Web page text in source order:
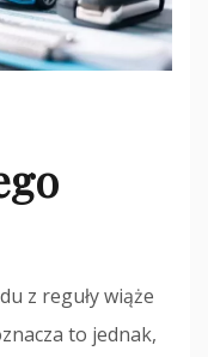
z reguły wiąże
to jednak,